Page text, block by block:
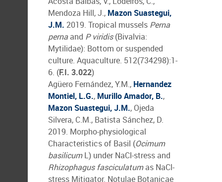
Mendoza Hill, J., Mazon Suastegui,
J.M. 2019. Tropical mussels Perna
pernaand P viridis(Bivalvia:
Mytilidae): Bottom or suspended
culture. Aquaculture. 512(734298):1-
6. (F.I. 3.022)
Agüero Fernández, Y.M., Hernandez
Montiel, L.G., Murillo Amador, B.,
Mazon Suastegui, J.M., Ojeda
Silvera, C.M., Batista Sánchez, D.
2019. Morpho-physiological
Characteristics of Basil (Ocimum
basilicumL) under NaCl-stress and
Rhizophagus fasciculatumas NaCl-
stress Mitigator. Notulae Botanicae